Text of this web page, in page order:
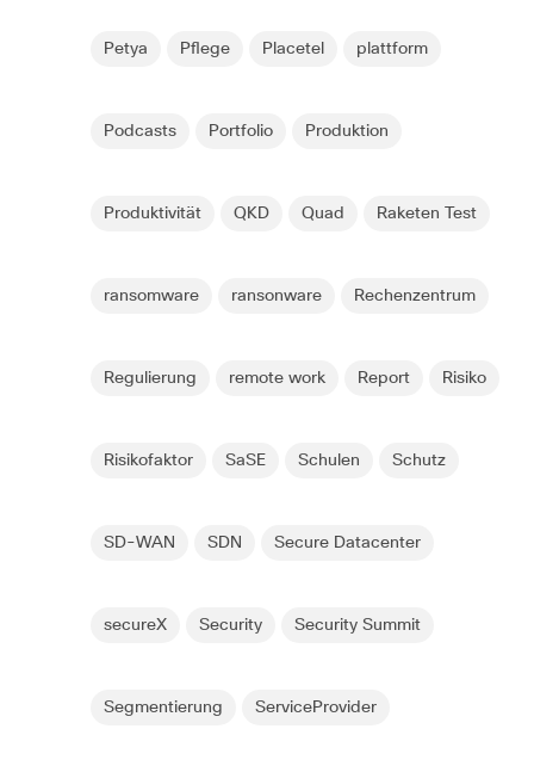
Petya Pflege Placetel plattform
Podcasts Portfolio Produktion
Produktivität QKD Quad Raketen Test
ransomware ransonware Rechenzentrum
Regulierung remote work Report Risiko
Risikofaktor SaSE Schulen Schutz
SD-WAN SDN Secure Datacenter
secureX Security Security Summit
Segmentierung ServiceProvider